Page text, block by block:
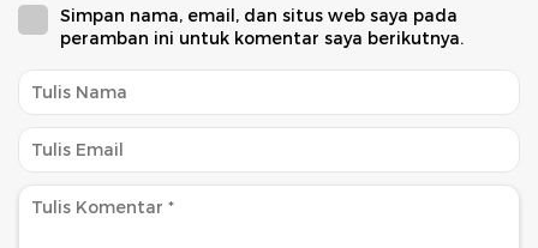
Simpan nama, email, dan situs web saya pada
peramban ini untuk komentar saya berikutnya.